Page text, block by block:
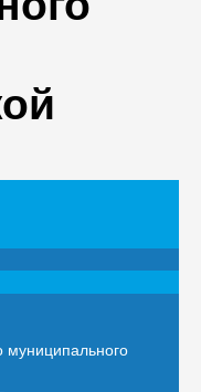
муниципального